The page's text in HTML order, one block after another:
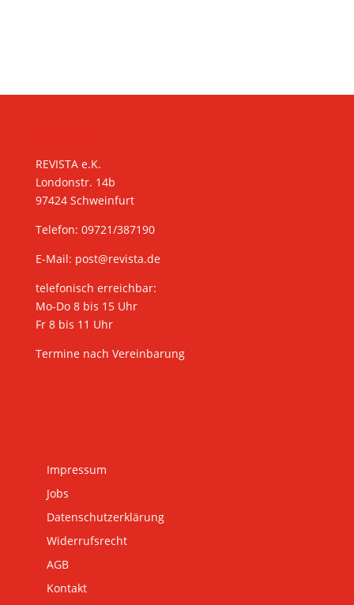
REVISTA e.K.
Londonstr. 14b
97424 Schweinfurt
Telefon: 09721/387190
E-Mail: post@revista.de
telefonisch erreichbar:
Mo-Do 8 bis 15 Uhr
Fr 8 bis 11 Uhr
Termine nach Vereinbarung
Impressum
Jobs
Datenschutzerklärung
Widerrufsrecht
AGB
Kontakt